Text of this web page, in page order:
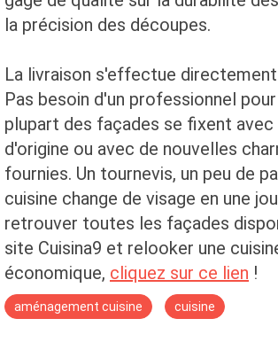
la précision des découpes.
La livraison s'effectue
Pas besoin d'un professionnel
plupart des façades se fixent avec
d'origine ou avec de nouvelles
fournies. Un tournevis, un peu de
cuisine change de visage en une
retrouver toutes les façades
site Cuisina9 et relooker une
économique, cliquez sur ce lien !
aménagement cuisine cuisine